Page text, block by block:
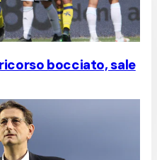
bocciato, sale